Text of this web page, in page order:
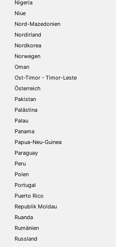
Nigeria
Niue
Nord-Mazedonien
Nordirland
Nordkorea
Norwegen
Oman
Ost-Timor - Timor-Leste
Österreich
Pakistan
Palästina
Palau
Panama
Papua-Neu-Guinea
Paraguay
Peru
Polen
Portugal
Puerto Rico
Republik Moldau
Ruanda
Rumänien
Russland